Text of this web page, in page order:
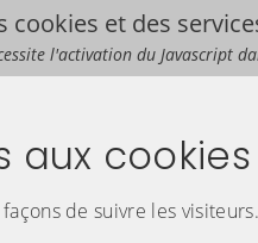
cookies et des
l'activation du Javascript
aux cookies
de suivre les visiteurs.